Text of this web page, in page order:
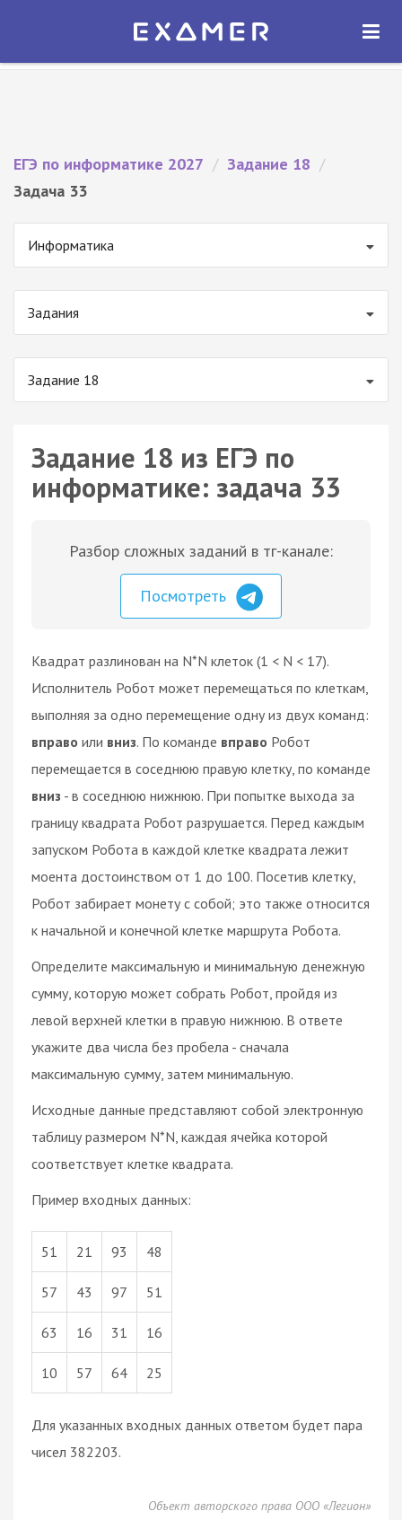
Экзамер — ЕГЭ 2027
ОТКРЫТЬ
ЕГЭ по информатике 2027 / Задание 18 /
Задача 33
Информатика
Задания
Задание 18
Задание 18 из ЕГЭ по
информатике: задача 33
Разбор сложных заданий в тг-канале:
Посмотреть
Квадрат разлинован на N*N клеток (1 < N < 17).
Исполнитель Робот может перемещаться по клеткам,
выполняя за одно перемещение одну из двух команд:
вправо или вниз. По команде вправо Робот
перемещается в соседнюю правую клетку, по команде
вниз - в соседнюю нижнюю. При попытке выхода за
границу квадрата Робот разрушается. Перед каждым
запуском Робота в каждой клетке квадрата лежит
моента достоинством от 1 до 100. Посетив клетку,
Робот забирает монету с собой; это также относится
к начальной и конечной клетке маршрута Робота.
Определите максимальную и минимальную денежную
сумму, которую может собрать Робот, пройдя из
левой верхней клетки в правую нижнюю. В ответе
укажите два числа без пробела - сначала
максимальную сумму, затем минимальную.
Исходные данные представляют собой электронную
таблицу размером N*N, каждая ячейка которой
соответствует клетке квадрата.
Пример входных данных:
51 21 93 48
57 43 97 51
63 16 31 16
10 57 64 25
Для указанных входных данных ответом будет пара
чисел 382203.
Объект авторского права ООО «Легион»